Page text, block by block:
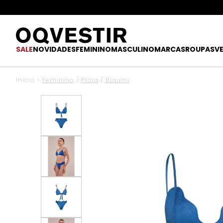
SALENOVIDADESFEMININOMASCULINOMARCASROUPAS
Início > Feminino / Praia / Biquíni